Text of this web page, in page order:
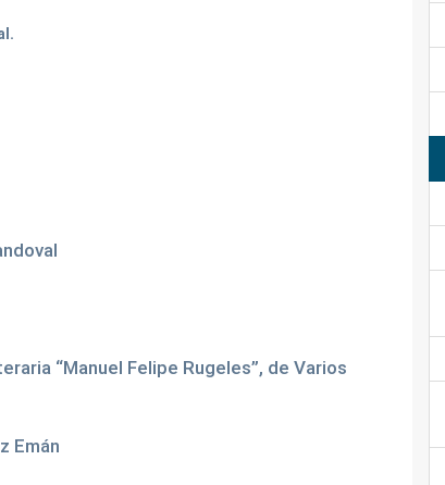
“Manuel Felipe Rugeles”, de Varios
Emán